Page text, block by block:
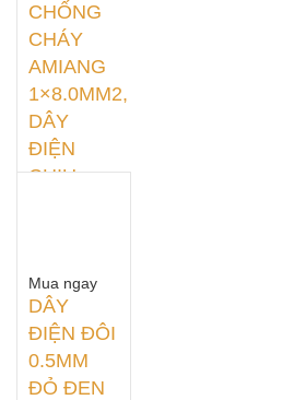
CHỐNG
CHÁY
AMIANG
1×8.0MM2,
DÂY
ĐIỆN
CHỊU
66,000₫
Mua ngay
DÂY
ĐIỆN ĐÔI
0.5MM
ĐỎ ĐEN